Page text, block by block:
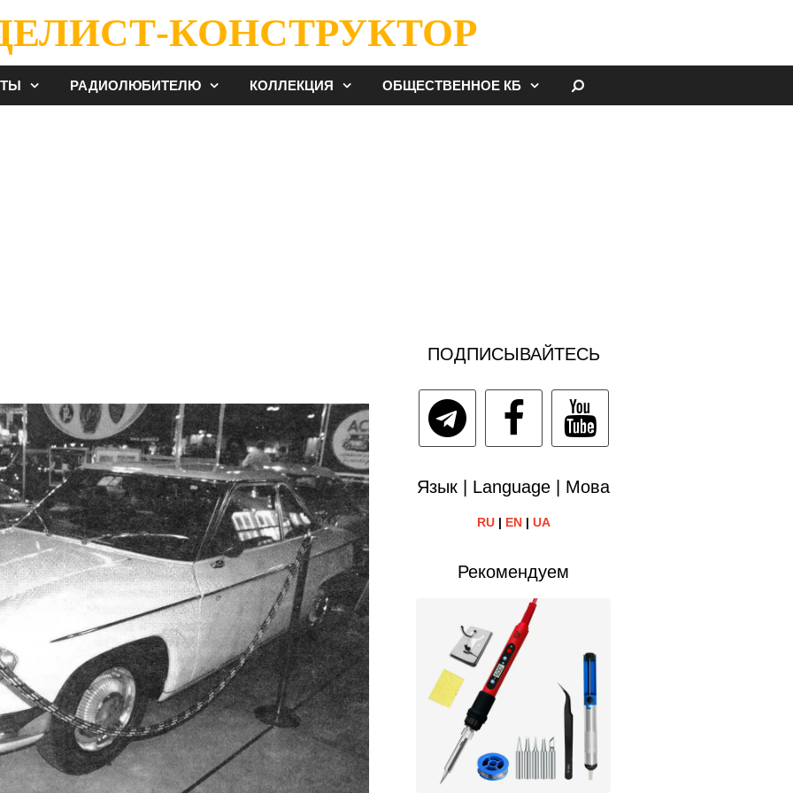
КОНСТРУКТОР
РАДИОЛЮБИТЕЛЮ КОЛЛЕКЦИЯ ОБЩЕСТВЕННОЕ КБ
ПОДПИСЫВАЙТЕСЬ
Язык | Language | Мова
RU| EN| UA
Рекомендуем